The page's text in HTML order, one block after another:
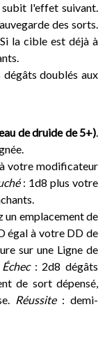
l'effet suivant.
des sorts.
la cible est déjà à
doublés aux
de druide de 5+).
votre modificateur
: 1d8 plus votre
un emplacement de
égal à votre DD de
sur une Ligne de
Échec : 2d8 dégâts
de sort dépensé,
Réussite : demi-